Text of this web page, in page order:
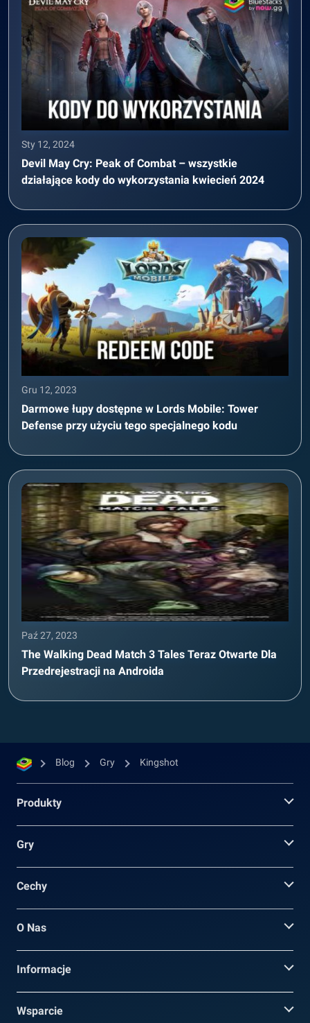
Sty 12, 2024
Devil May Cry: Peak of Combat – wszystkie
działające kody do wykorzystania kwiecień 2024
Gru 12, 2023
Darmowe łupy dostępne w Lords Mobile: Tower
Defense przy użyciu tego specjalnego kodu
Paź 27, 2023
The Walking Dead Match 3 Tales Teraz Otwarte Dla
Przedrejestracji na Androida
Blog Gry Kingshot
Produkty
Gry
Cechy
O Nas
Informacje
Wsparcie